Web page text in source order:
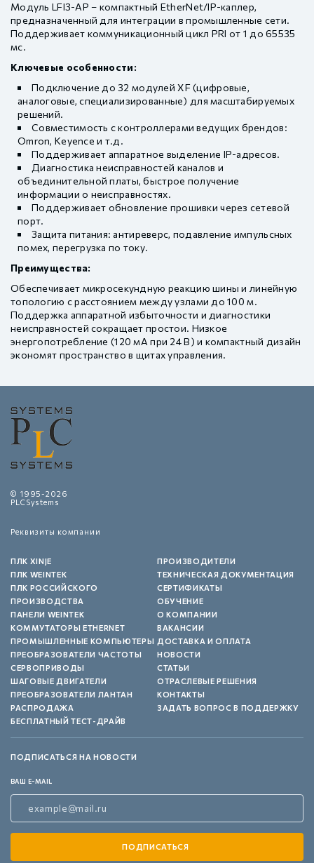
Модуль LFI3-AP – компактный EtherNet/IP-каплер,
предназначенный для интеграции в промышленные сети.
Поддерживает коммуникационный цикл PRI от 1 до 65535
мс.
Ключевые особенности:
Подключение до 32 модулей XF (цифровые,
аналоговые, специализированные) для масштабируемых
решений.
Совместимость с контроллерами ведущих брендов:
Omron, Keyence и т.д.
Поддерживает аппаратное выделение IP-адресов.
Диагностика неисправностей каналов и
объединительной платы, быстрое получение
информации о неисправностях.
Поддерживает обновление прошивки через сетевой
порт.
Защита питания: антиреверс, подавление импульсных
помех, перегрузка по току.
Преимущества:
Обеспечивает микросекундную реакцию шины и линейную
топологию с расстоянием между узлами до 100 м.
Поддержка аппаратной избыточности и диагностики
неисправностей сокращает простои. Низкое
энергопотребление (120 мА при 24 В) и компактный дизайн
экономят пространство в щитах управления.
© 1995-2026
PLCSystems
Реквизиты компании
ПЛК XINJE
ПЛК WEINTEK
ПЛК РОССИЙСКОГО
ПРОИЗВОДСТВА
ПАНЕЛИ WEINTEK
КОММУТАТОРЫ ETHERNET
ПРОМЫШЛЕННЫЕ КОМПЬЮТЕРЫ
ПРЕОБРАЗОВАТЕЛИ ЧАСТОТЫ
СЕРВОПРИВОДЫ
ШАГОВЫЕ ДВИГАТЕЛИ
ПРЕОБРАЗОВАТЕЛИ ЛАНТАН
РАСПРОДАЖА
БЕСПЛАТНЫЙ ТЕСТ-ДРАЙВ
ПРОИЗВОДИТЕЛИ
ТЕХНИЧЕСКАЯ ДОКУМЕНТАЦИЯ
СЕРТИФИКАТЫ
ОБУЧЕНИЕ
О КОМПАНИИ
ВАКАНСИИ
ДОСТАВКА И ОПЛАТА
НОВОСТИ
СТАТЬИ
ОТРАСЛЕВЫЕ РЕШЕНИЯ
КОНТАКТЫ
ЗАДАТЬ ВОПРОС В ПОДДЕРЖКУ
ПОДПИСАТЬСЯ НА НОВОСТИ
ВАШ E-MAIL